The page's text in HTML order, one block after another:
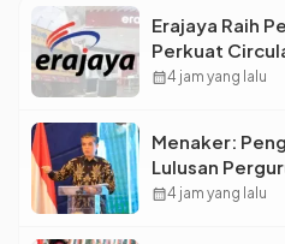
Erajaya Raih
Perkuat
Pengelolaan
calendar_month4 jam yang lalu
Menaker:
Lulusan
Menjawab
calendar_month4 jam yang lalu